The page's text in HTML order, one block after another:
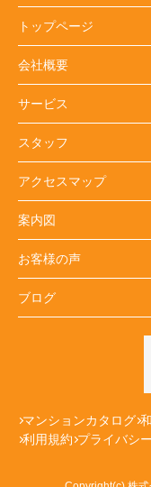
トップページ
会社概要
サービス
スタッフ
アクセスマップ
案内図
お客様の声
ブログ
マンションカタログ
利用規約 プライバシ